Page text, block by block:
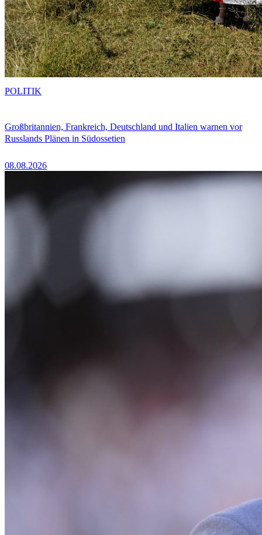
Großbritannien, Frankreich, Deutschland und Italien warnen vor
Russlands Plänen in Südossetien
08.08.2026
POLITIK